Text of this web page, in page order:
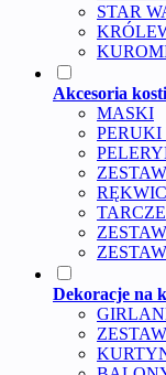
STAR
Akcesoria
MASKI
PERUKI
TARCZE
Dekoracje na